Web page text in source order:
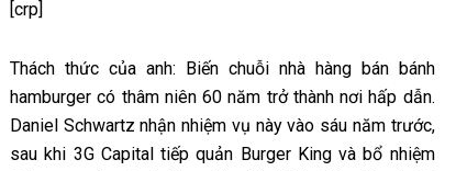
[crp]
Thách thức của anh: Biến chuỗi nhà hàng bán bánh
hamburger có thâm niên 60 năm trở thành nơi hấp dẫn.
Daniel Schwartz nhận nhiệm vụ này vào sáu năm trước,
sau khi 3G Capital tiếp quản Burger King và bổ nhiệm